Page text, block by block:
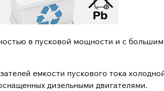
в пусковой мощности и с
емкости пускового тока
дизельными двигателями.